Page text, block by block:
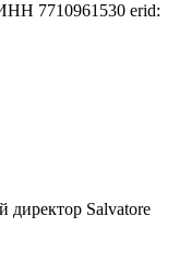
7710961530 erid:
Salvatore